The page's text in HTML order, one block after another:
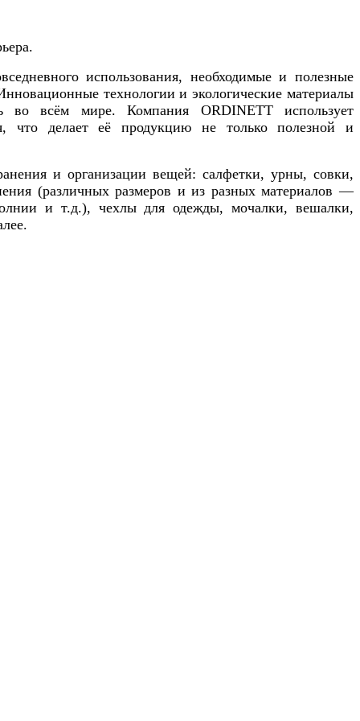
использования, необходимые и полезные
технологии и экологические материалы
во всём мире. Компания ORDINETT использует
что делает её продукцию не только полезной и
и организации вещей: салфетки, урны, совки,
(различных размеров и из разных материалов —
и т.д.), чехлы для одежды, мочалки, вешалки,